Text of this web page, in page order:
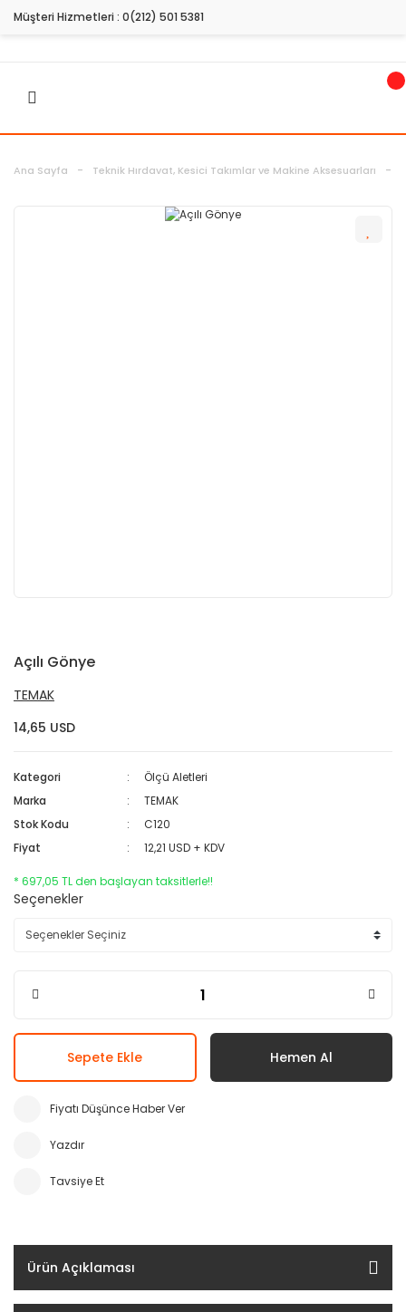
Müşteri Hizmetleri : 0(212) 501 5381
Ana Sayfa Teknik Hırdavat, Kesici Takımlar ve Makine Aksesuarları
Açılı Gönye
TEMAK
14,65 USD
Kategori
Ölçü Aletleri
Marka
TEMAK
Stok Kodu
C120
Fiyat
12,21 USD + KDV
* 697,05 TL den başlayan taksitlerle!!
Seçenekler
Sepete Ekle Hemen Al
Fiyatı Düşünce Haber Ver
Yazdır
Tavsiye Et
Ürün Açıklaması